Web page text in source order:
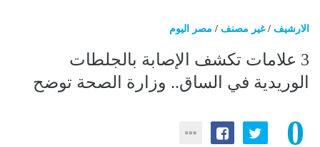
الارشيف /غير مصنف / مصر اليوم
3 علامات تكشف الإصابة بالجلطات
الوريدية في الساق.. وزارة الصحة توضح
0